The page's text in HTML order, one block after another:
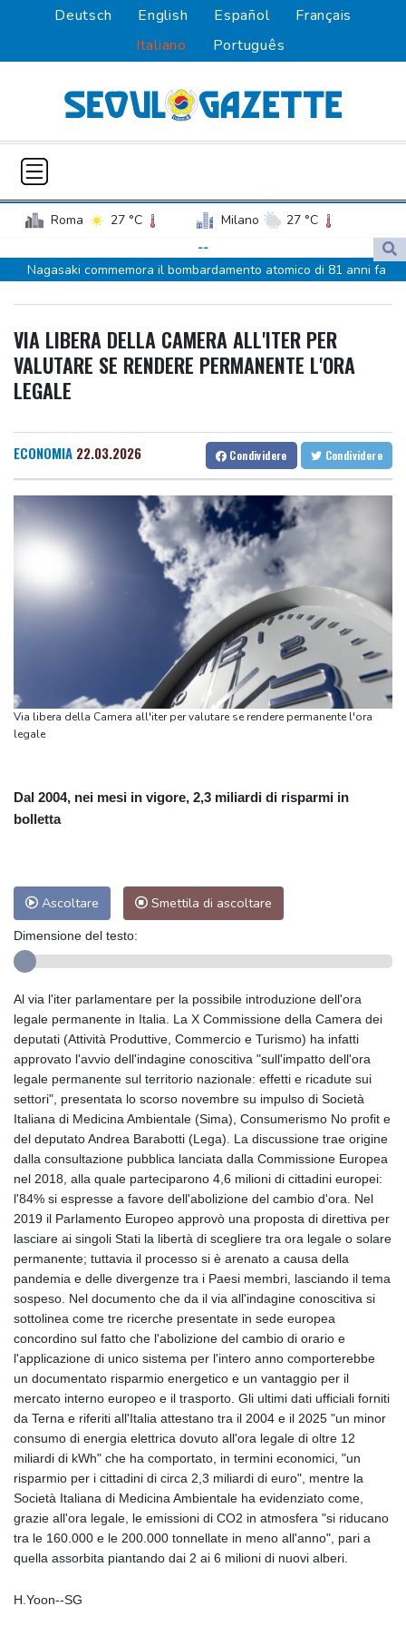
Deutsch English Español
Français
Italiano
Português
Roma 27 °C Milano
27 °C
Napoli
28 °C
--
Nagasaki commemora il bombardamento atomico di 81 anni fa
Ankara, 'Egitto potrebbe essere il prossimo ad aderire al Patto
della Mecca'
Tennis, n.1 al mondo Sabalenka sconfitta da Alexandrova a
Tennis, n.1 al mondo Sabalenka sconfitta da Alexandrova a
Odessa sotto attacco russo, danneggiati edifici e infrastrutture
Odessa sotto attacco russo, danneggiati edifici e infrastrutture
Teheran, 'se Usa non correggeranno il loro comportamento
Teheran, 'se Usa non correggeranno il loro comportamento
Malagò alla Gazzetta dello Sport, "Bianchedi capo delegazione
VIA LIBERA DELLA CAMERA ALL'ITER PER
VALUTARE SE RENDERE PERMANENTE L'ORA
LEGALE
ECONOMIA 22.03.2026 Condividere Condividere
Via libera della Camera all'iter per valutare se rendere permanente l'ora
legale
Dal 2004, nei mesi in vigore, 2,3 miliardi di risparmi in
bolletta
Ascoltare Smettila di ascoltare
Dimensione del testo:
Al via l'iter parlamentare per la possibile introduzione dell'ora
legale permanente in Italia. La X Commissione della Camera dei
deputati (Attività Produttive, Commercio e Turismo) ha infatti
approvato l'avvio dell'indagine conoscitiva "sull'impatto dell'ora
legale permanente sul territorio nazionale: effetti e ricadute sui
settori", presentata lo scorso novembre su impulso di Società
Italiana di Medicina Ambientale (Sima), Consumerismo No profit e
del deputato Andrea Barabotti (Lega). La discussione trae origine
dalla consultazione pubblica lanciata dalla Commissione Europea
nel 2018, alla quale parteciparono 4,6 milioni di cittadini europei:
l'84% si espresse a favore dell'abolizione del cambio d'ora. Nel
2019 il Parlamento Europeo approvò una proposta di direttiva per
lasciare ai singoli Stati la libertà di scegliere tra ora legale o solare
permanente; tuttavia il processo si è arenato a causa della
pandemia e delle divergenze tra i Paesi membri, lasciando il tema
sospeso. Nel documento che da il via all'indagine conoscitiva si
sottolinea come tre ricerche presentate in sede europea
concordino sul fatto che l'abolizione del cambio di orario e
l'applicazione di unico sistema per l'intero anno comporterebbe
un documentato risparmio energetico e un vantaggio per il
mercato interno europeo e il trasporto. Gli ultimi dati ufficiali forniti
da Terna e riferiti all'Italia attestano tra il 2004 e il 2025 "un minor
consumo di energia elettrica dovuto all'ora legale di oltre 12
miliardi di kWh" che ha comportato, in termini economici, "un
risparmio per i cittadini di circa 2,3 miliardi di euro", mentre la
Società Italiana di Medicina Ambientale ha evidenziato come,
grazie all'ora legale, le emissioni di CO2 in atmosfera "si riducano
tra le 160.000 e le 200.000 tonnellate in meno all'anno", pari a
quella assorbita piantando dai 2 ai 6 milioni di nuovi alberi.
H.Yoon--SG